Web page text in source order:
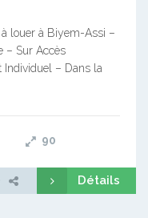
louer à Biyem-Assi –
– Sur Accès
– Dans la
90
Détails